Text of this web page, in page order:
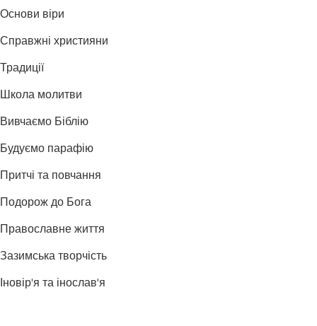
Основи віри
Справжні християни
Традиції
Школа молитви
Вивчаємо Біблію
Будуємо парафію
Притчі та повчання
Подорож до Бога
Православне життя
Зазимська творчість
Іновір'я та інослав'я